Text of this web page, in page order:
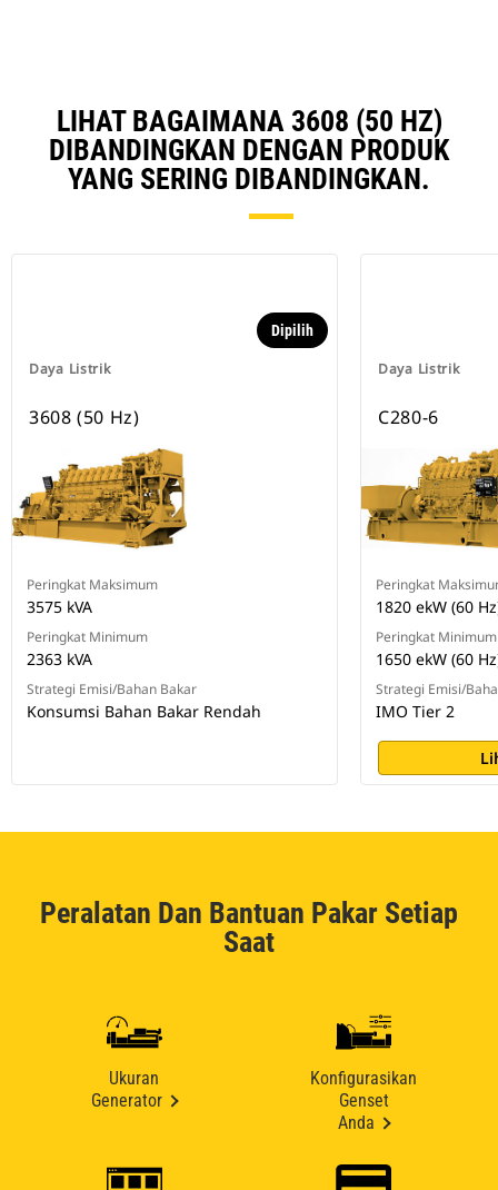
LIHAT BAGAIMANA 3608 (50 HZ)
DIBANDINGKAN DENGAN PRODUK
YANG SERING DIBANDINGKAN.
Daya Listrik
Dipilih
3608 (50 Hz)
Peringkat Maksimum
3575 kVA
Peringkat Minimum
2363 kVA
Strategi Emisi/Bahan Bakar
Konsumsi Bahan Bakar Rendah
Daya Listrik
C280-6
Peringkat
1820 ekW (60
Peringkat Minimum
1650 ekW (60
Strategi Emisi/
IMO Tier 2
Peralatan Dan Bantuan Pakar Setiap
Saat
Ukuran
Generator
Konfigurasikan
Genset
Anda